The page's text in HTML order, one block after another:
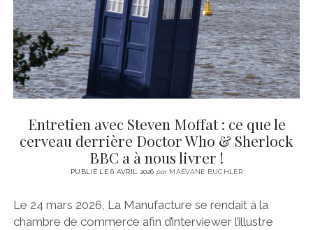
Entretien avec Steven Moffat : ce que le
cerveau derrière Doctor Who & Sherlock
BBC a à nous livrer !
PUBLIÉ LE 6 AVRIL 2026parMAËVANE BUCHLER
Le 24 mars 2026, La Manufacture se rendait à la
chambre de commerce afin d’interviewer l’illustre